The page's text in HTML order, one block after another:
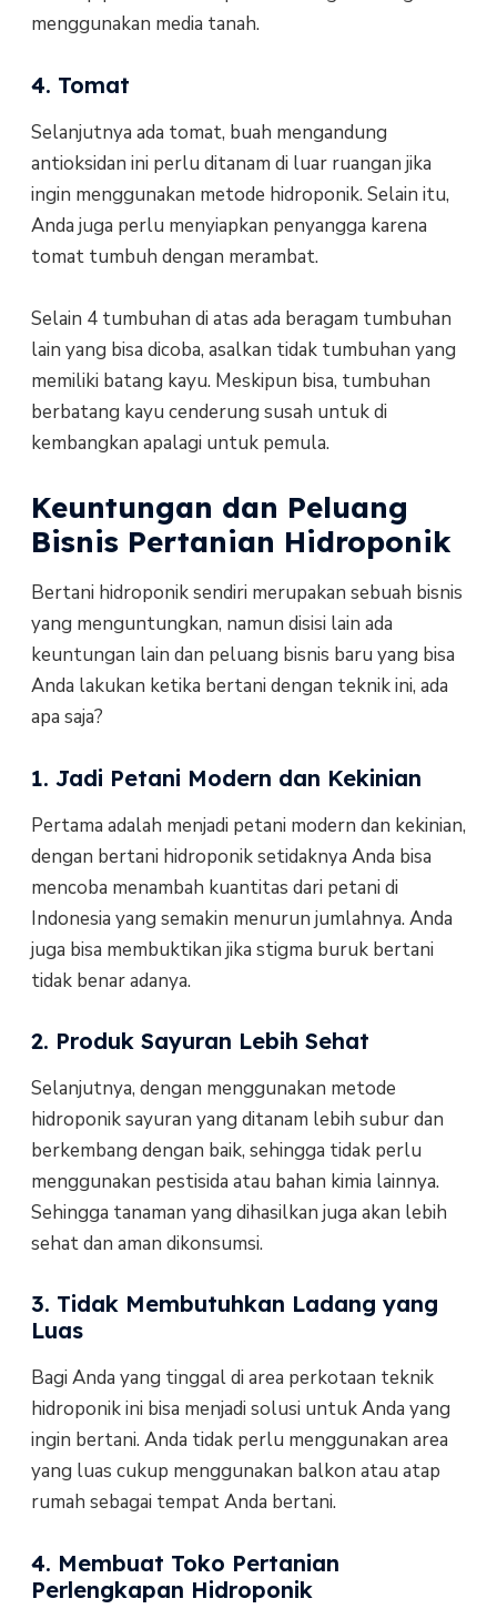
menggunakan media tanah.
4. Tomat
Selanjutnya ada tomat, buah mengandung
antioksidan ini perlu ditanam di luar ruangan jika
ingin menggunakan metode hidroponik. Selain itu,
Anda juga perlu menyiapkan penyangga karena
tomat tumbuh dengan merambat.
Selain 4 tumbuhan di atas ada beragam tumbuhan
lain yang bisa dicoba, asalkan tidak tumbuhan yang
memiliki batang kayu. Meskipun bisa, tumbuhan
berbatang kayu cenderung susah untuk di
kembangkan apalagi untuk pemula.
Keuntungan dan Peluang
Bisnis Pertanian Hidroponik
Bertani hidroponik sendiri merupakan sebuah bisnis
yang menguntungkan, namun disisi lain ada
keuntungan lain dan peluang bisnis baru yang bisa
Anda lakukan ketika bertani dengan teknik ini, ada
apa saja?
1. Jadi Petani Modern dan Kekinian
Pertama adalah menjadi petani modern dan kekinian,
dengan bertani hidroponik setidaknya Anda bisa
mencoba menambah kuantitas dari petani di
Indonesia yang semakin menurun jumlahnya. Anda
juga bisa membuktikan jika stigma buruk bertani
tidak benar adanya.
2. Produk Sayuran Lebih Sehat
Selanjutnya, dengan menggunakan metode
hidroponik sayuran yang ditanam lebih subur dan
berkembang dengan baik, sehingga tidak perlu
menggunakan pestisida atau bahan kimia lainnya.
Sehingga tanaman yang dihasilkan juga akan lebih
sehat dan aman dikonsumsi.
3. Tidak Membutuhkan Ladang yang
Luas
Bagi Anda yang tinggal di area perkotaan teknik
hidroponik ini bisa menjadi solusi untuk Anda yang
ingin bertani. Anda tidak perlu menggunakan area
yang luas cukup menggunakan balkon atau atap
rumah sebagai tempat Anda bertani.
4. Membuat Toko Pertanian
Perlengkapan Hidroponik